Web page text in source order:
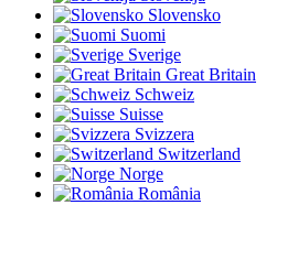
Slovensko
Suomi
Sverige
Great Britain
Schweiz
Suisse
Svizzera
Switzerland
Norge
România